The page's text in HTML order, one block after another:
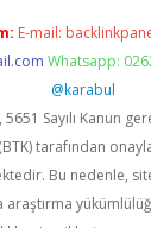
E-mail:
Whatsapp:
@karabul
5651 Sayılı Kanun
tarafından
Bu nedenle,